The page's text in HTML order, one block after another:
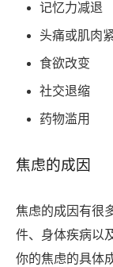
记忆力减退
头痛或肌肉
食欲改变
社交退缩
药物滥用
焦虑的成因
焦虑的成因有很
件、身体疾病以
你的焦虑的具体